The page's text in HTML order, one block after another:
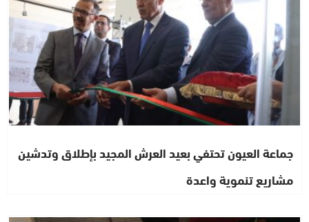
جماعة العيون تحتفي بعيد العرش المجيد بإطلاق وتدشين
مشاريع تنموية واعدة